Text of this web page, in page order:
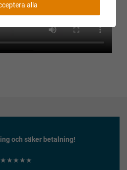
och säker betalning!
★★★★★
alla